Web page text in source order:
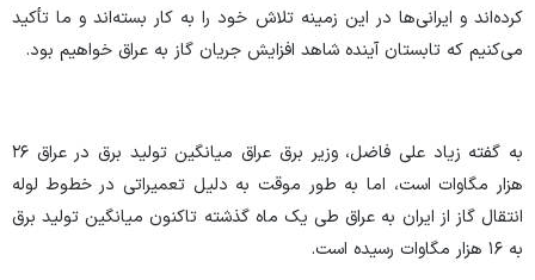
کرده‌اند و ایرانی‌ها در این زمینه تلاش خود را به کار بسته‌اند و ما تأکید
می‌کنیم که تابستان آینده شاهد افزایش جریان گاز به عراق خواهیم بود.
به گفته زیاد علی فاضل، وزیر برق عراق میانگین تولید برق در عراق ۲۶
هزار مگاوات است، اما به طور موقت به دلیل تعمیراتی در خطوط لوله
انتقال گاز از ایران به عراق طی یک ماه گذشته تاکنون میانگین تولید برق
به ۱۶ هزار مگاوات رسیده است.